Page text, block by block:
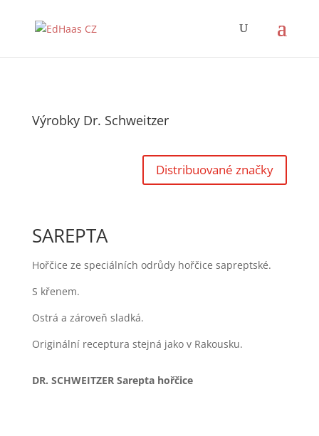
Výrobky Dr. Schweitzer
Distribuované značky
SAREPTA
Hořčice ze speciálních odrůdy hořčice sapreptské.
S křenem.
Ostrá a zároveň sladká.
Originální receptura stejná jako v Rakousku.
DR. SCHWEITZER Sarepta hořčice